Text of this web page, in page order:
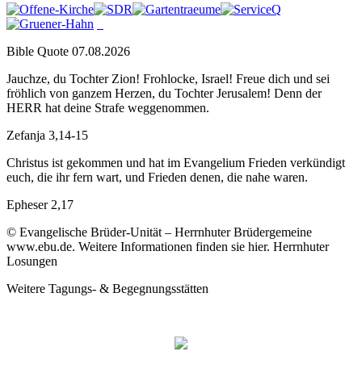
Bible Quote 07.08.2026
Jauchze, du Tochter Zion! Frohlocke, Israel! Freue dich und sei
fröhlich von ganzem Herzen, du Tochter Jerusalem! Denn der
HERR hat deine Strafe weggenommen.
Zefanja 3,14-15
Christus ist gekommen und hat im Evangelium Frieden verkündigt
euch, die ihr fern wart, und Frieden denen, die nahe waren.
Epheser 2,17
© Evangelische Brüder-Unität – Herrnhuter Brüdergemeine
www.ebu.de. Weitere Informationen finden sie hier. Herrnhuter
Losungen
Weitere Tagungs- & Begegnungsstätten